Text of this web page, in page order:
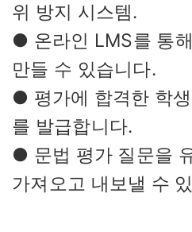
위 방지 시스템.
● 온라인 LMS를 통
만들 수 있습니다.
● 평가에 합격한 학
를 발급합니다.
● 문법 평가 질문을
가져오고 내보낼 수